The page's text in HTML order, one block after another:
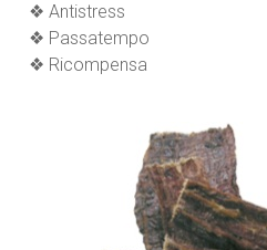
❖ Antistress
❖ Passatempo
❖ Ricompensa